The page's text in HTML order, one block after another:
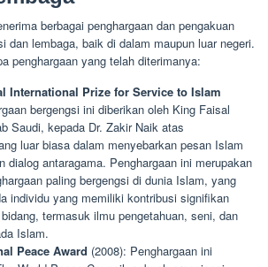
berbagai penghargaan dan pengakuan
dan lembaga, baik di dalam maupun luar negeri.
penghargaan yang telah diterimanya:
International Prize for Service to Islam
bergengsi ini diberikan oleh King Faisal
Saudi, kepada Dr. Zakir Naik atas
luar biasa dalam menyebarkan pesan Islam
dialog antaragama. Penghargaan ini merupakan
paling bergengsi di dunia Islam, yang
individu yang memiliki kontribusi signifikan
termasuk ilmu pengetahuan, seni, dan
Islam.
Peace Award (2008): Penghargaan ini